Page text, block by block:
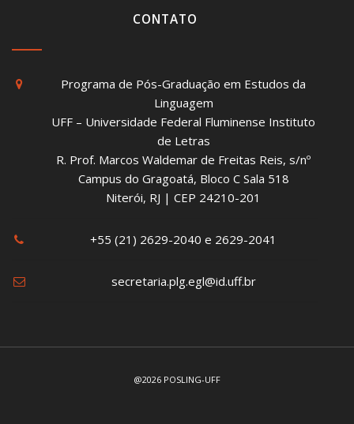
CONTATO
Programa de Pós-Graduação em Estudos da
Linguagem
UFF – Universidade Federal Fluminense Instituto
de Letras
R. Prof. Marcos Waldemar de Freitas Reis, s/nº
Campus do Gragoatá, Bloco C Sala 518
Niterói, RJ | CEP 24210-201
+55 (21) 2629-2040 e 2629-2041
secretaria.plg.egl@id.uff.br
@2026 POSLING-UFF